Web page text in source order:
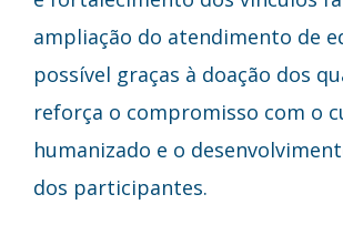
ampliação do atendimento de
possível graças à doação dos
reforça o compromisso com o
humanizado e o
dos participantes.